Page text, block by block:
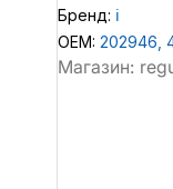
Бренд: ℹ️
OEM: 202946,